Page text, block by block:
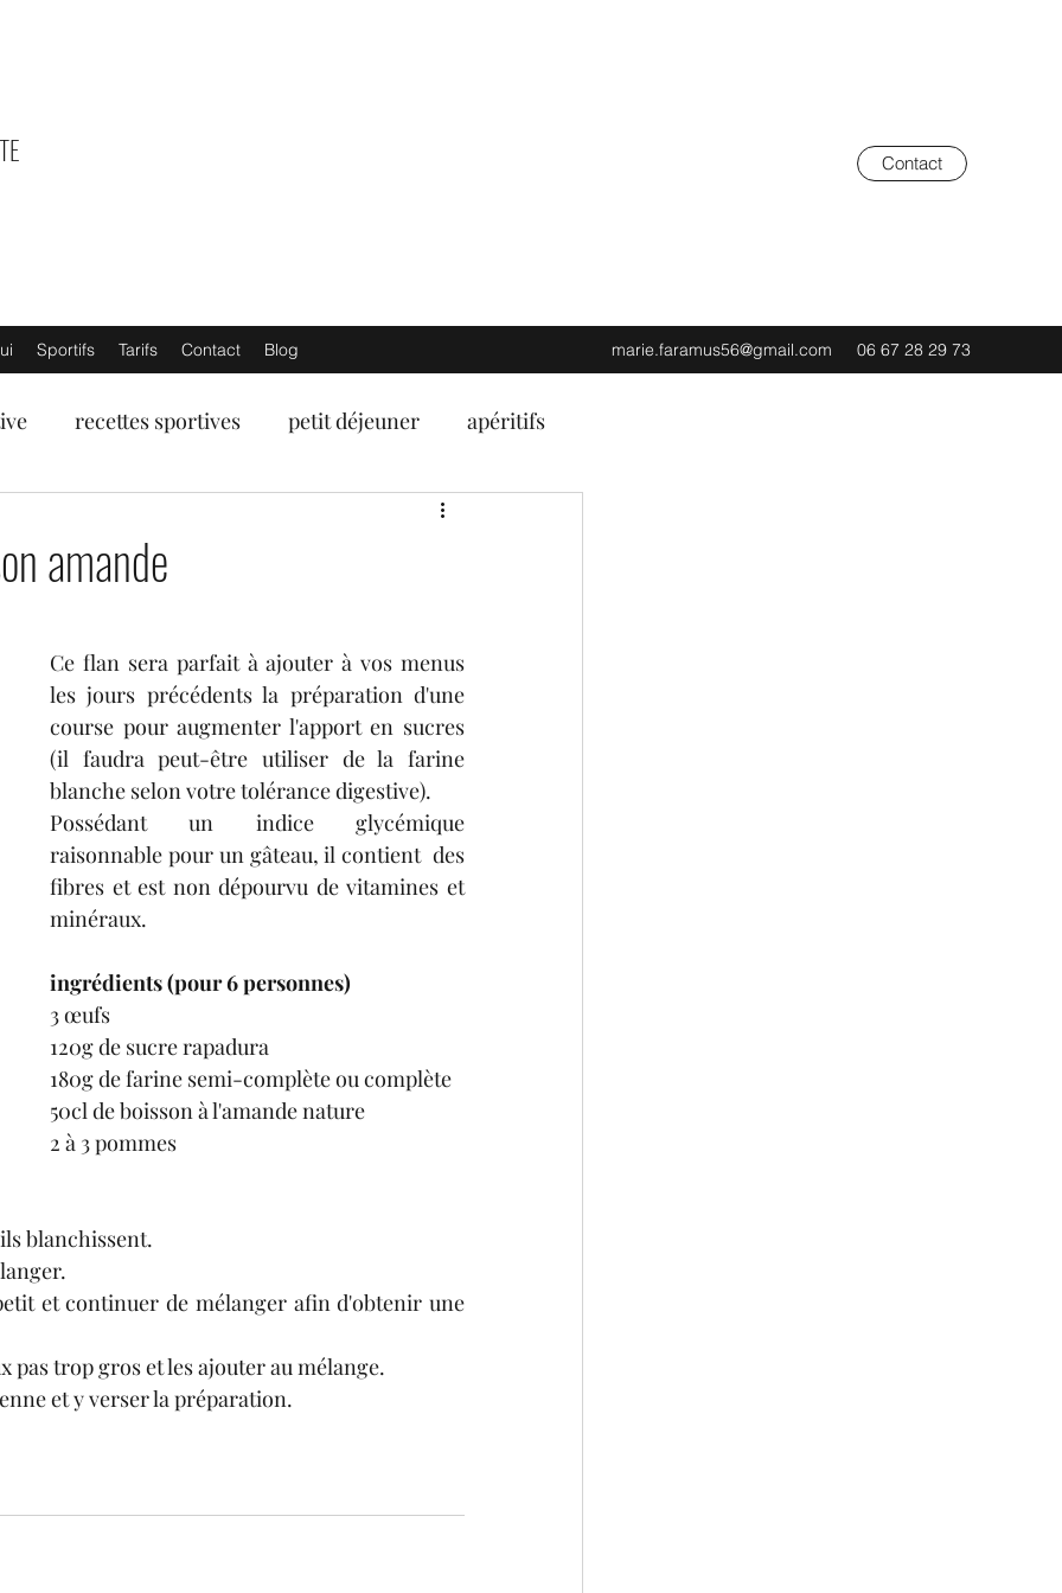
Contact
Sportifs Tarifs Contact Blog marie.faramus56@gmail.com 06 67 28 29 73
recettes sportives petit déjeuner apéritifs
viandes
amande
Ce flan sera parfait à ajouter à vos menus
les jours précédents la préparation d'une
course pour augmenter l'apport en sucres
(il faudra peut-être utiliser de la farine
blanche selon votre tolérance digestive).
Possédant un indice glycémique
raisonnable pour un gâteau, il contient  des
fibres et est non dépourvu de vitamines et
minéraux.
ingrédients (pour 6 personnes)
3 œufs
120g de sucre rapadura
180g de farine semi-complète ou complète
50cl de boisson à l'amande nature
2 à 3 pommes
blanchissent.
et continuer de mélanger afin d'obtenir une
pas trop gros et les ajouter au mélange.
et y verser la préparation.